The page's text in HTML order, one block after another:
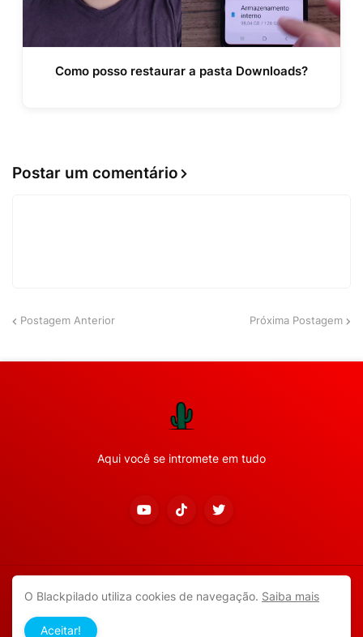
Como posso restaurar a pasta Downloads?
Postar um comentário
Postagem Anterior Próxima Postagem
Aqui você se intromete em tudo
Copyright ©2026Todos os direitos reservados.
APP ANDROID
O Blackpilado utiliza cookies de navegação. Saiba mais
Aceitar!